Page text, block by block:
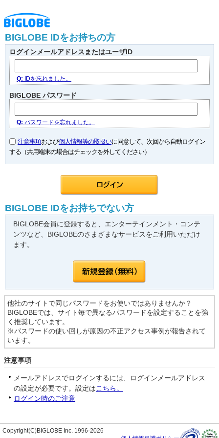
BIGLOBE IDをお持ちの方
ログインメールアドレスまたはユーザID
Q: IDを忘れました。
BIGLOBE パスワード
Q: パスワードを忘れました。
注意事項および個人情報等の取扱いに同意して、次回から自動ログイン
する（共用端末の場合はチェックを外してください）
BIGLOBE IDをお持ちでない方
BIGLOBE会員に登録すると、エンターテインメント・コンテ
ンツなど、BIGLOBEのさまざまなサービスをご利用いただけ
ます。
他社のサイトで同じパスワードをお使いではありませんか？
BIGLOBEでは、サイト毎で異なるパスワードを設定することを強
く推奨しています。
※パスワードの使い回しが原因の不正アクセス事例が報告されて
います。
注意事項
メールアドレスでログインするには、ログインメールアドレス
の設定が必要です。設定はこちら。
ログイン時のご注意
Copyright(C)BIGLOBE Inc. 1996-2026